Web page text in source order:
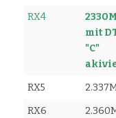
RX4
mit
"C"
RX5
RX6